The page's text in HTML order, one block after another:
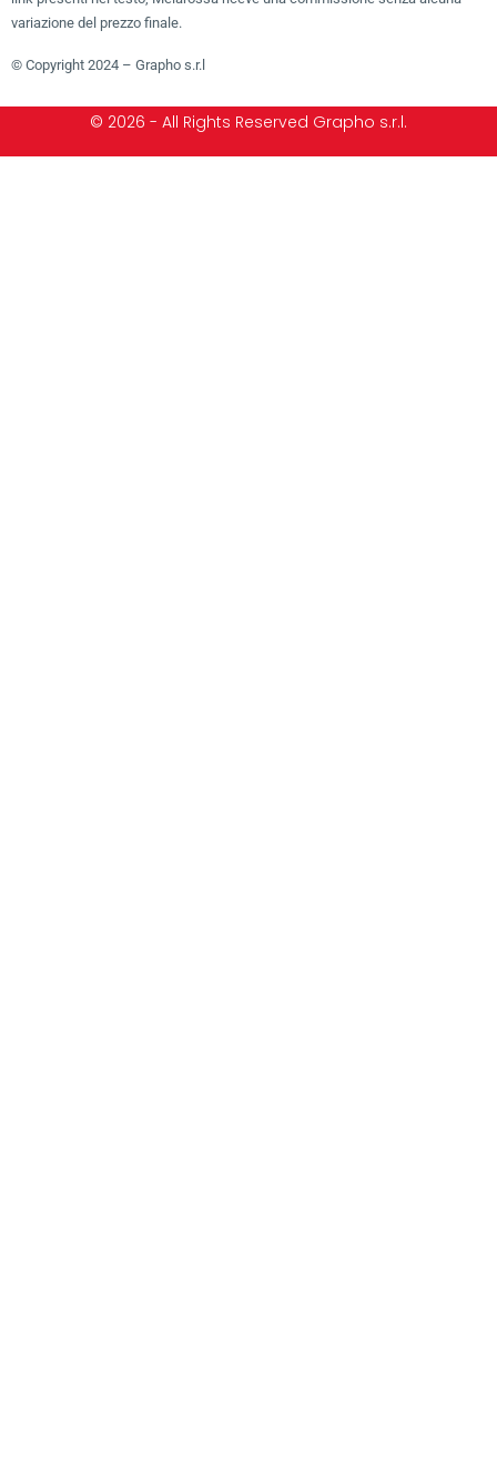
variazione del prezzo finale.
© Copyright 2024 – Grapho s.r.l
© 2026 - All Rights Reserved Grapho s.r.l.